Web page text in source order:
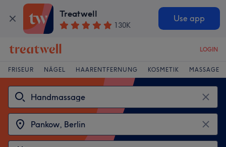
Treatwell
130K
Use app
LOGIN
FRISEUR NÄGEL HAARENTFERNUNG KOSMETIK MASSAGE